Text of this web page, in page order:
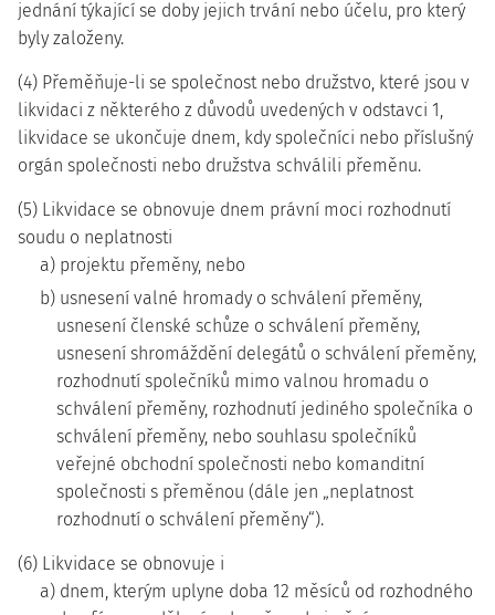
jednání týkající se doby jejich trvání nebo účelu, pro který
byly založeny.
(4) Přeměňuje-li se společnost nebo družstvo, které jsou v
likvidaci z některého z důvodů uvedených v odstavci 1,
likvidace se ukončuje dnem, kdy společníci nebo příslušný
orgán společnosti nebo družstva schválili přeměnu.
(5) Likvidace se obnovuje dnem právní moci rozhodnutí
soudu o neplatnosti
a) projektu přeměny, nebo
b) usnesení valné hromady o schválení přeměny,
usnesení členské schůze o schválení přeměny,
usnesení shromáždění delegátů o schválení přeměny,
rozhodnutí společníků mimo valnou hromadu o
schválení přeměny, rozhodnutí jediného společníka o
schválení přeměny, nebo souhlasu společníků
veřejné obchodní společnosti nebo komanditní
společnosti s přeměnou (dále jen „neplatnost
rozhodnutí o schválení přeměny“).
(6) Likvidace se obnovuje i
a) dnem, kterým uplyne doba 12 měsíců od rozhodného